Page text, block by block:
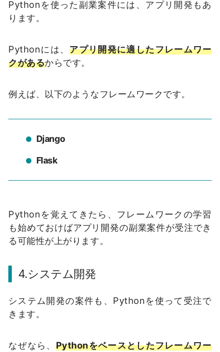
Pythonを使った副業案件には、アプリ開発もあ
ります。
Pythonには、アプリ開発に適したフレームワー
クがあるからです。
例えば、以下のようなフレームワークです。
Django
Flask
Pythonを覚えてきたら、フレームワークの学習
も始めておけばアプリ開発の副業案件が受注でき
る可能性が上がります。
4.システム開発
システム開発の案件も、Pythonを使って受注で
きます。
なぜなら、 Pythonをベースとしたフレームワー